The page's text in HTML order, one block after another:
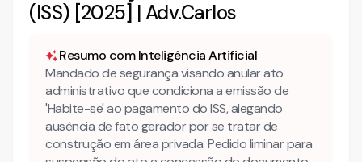
Qual a previsão legal deste Modelo Mandado de
(ISS) [2025] | Adv.Carlos
Resumo com Inteligência Artificial
Mandado de segurança visando anular ato
administrativo que condiciona a emissão de
'Habite-se' ao pagamento do ISS, alegando
ausência de fato gerador por se tratar de
construção em área privada. Pedido liminar para